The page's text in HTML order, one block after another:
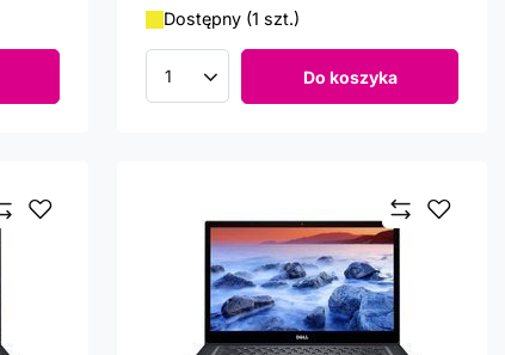
Dostępny (1 szt.)
Ilość produktów Do koszyka